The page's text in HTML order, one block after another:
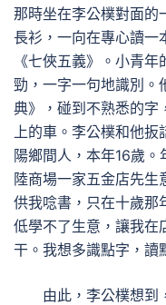
那時坐在李公樸對面的
長衫，一向在專心讀一
《七俠五義》。小青
勁，一字一句地識別。
典》，碰到不熟悉的字
上的車。李公樸和他扳
陽鄉間人，本年16歲
陸商場一家五金店先生
供我唸書，只在十歲那
低學不了生意，讓我在
干。我想多識點字，讀
由此，李公樸想到